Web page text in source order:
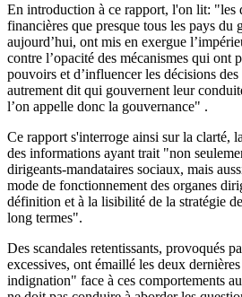
En introduction à ce rapport, l'on lit: "les
financières que presque tous les pays du
aujourd’hui, ont mis en exergue
contre l’opacité des mécanismes qui ont
pouvoirs et d’influencer les décisions des
autrement dit qui gouvernent leur
l’on appelle donc la gouvernance" .
Ce rapport s'interroge ainsi sur la clarté,
des informations ayant trait "non
dirigeants-mandataires sociaux, mais
mode de fonctionnement des organes
définition et à la lisibilité de la stratégie
long termes".
Des scandales retentissants, provoqués
excessives, ont émaillé les deux
indignation" face à ces comportements